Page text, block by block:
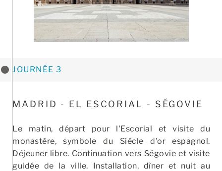
JOURNÉE 3
MADRID - EL ESCORIAL - SÉGOVIE
Le matin, départ pour l'Escorial et visite du
monastère, symbole du Siècle d'or espagnol.
Déjeuner libre. Continuation vers Ségovie et visite
guidée de la ville. Installation, dîner et nuit au